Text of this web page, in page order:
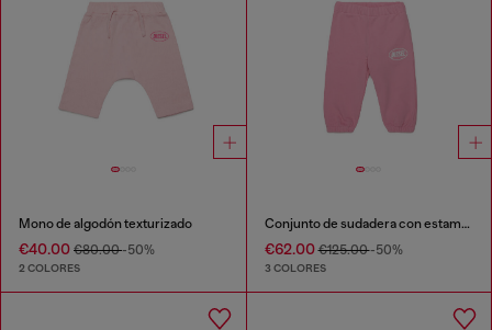
Mono de algodón texturizado
€40.00 €80.00-50%
2 COLORES
Conjunto de sudadera con estampado de logo
€62.00€125.00-50%
3 COLORES